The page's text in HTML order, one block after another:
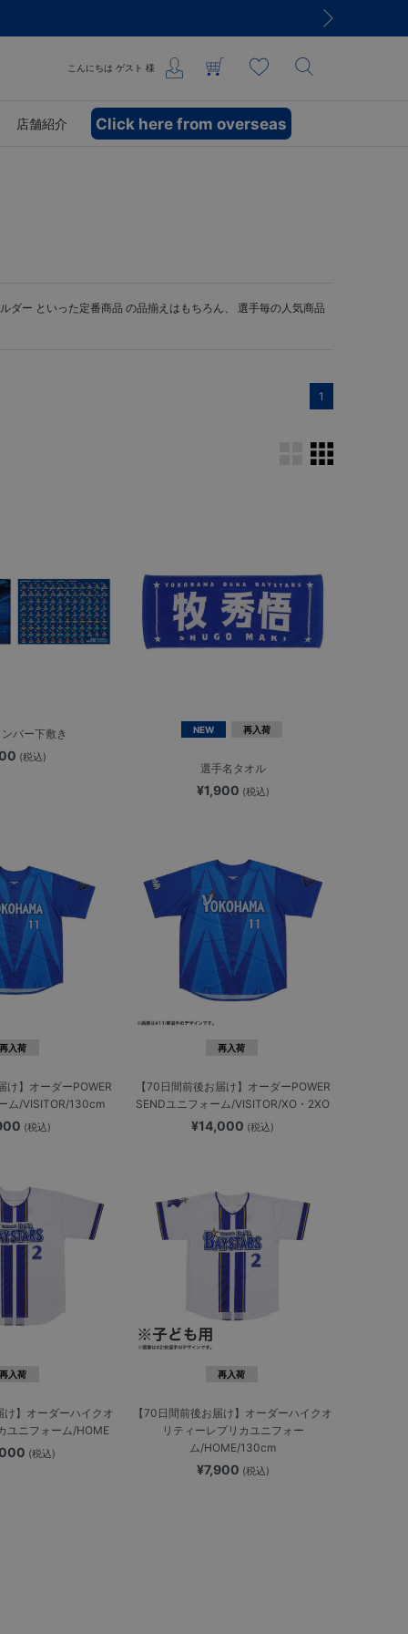
こんにちは ゲスト 様
店舗紹介 Click here from overseas
ダー といった定番商品 の品揃えはもちろん、 選手毎の人気商品
1
バー下敷き
(税込)
NEW 再入荷
選手名タオル
¥1,900 (税込)
再入荷
け】オーダーPOWER
ム/VISITOR/130cm
(税込)
再入荷
【70日間前後お届け】オーダーPOWER
SENDユニフォーム/VISITOR/XO・2XO
¥14,000 (税込)
再入荷
】オーダーハイクオ
ユニフォーム/HOME
(税込)
再入荷
【70日間前後お届け】オーダーハイクオ
リティーレプリカユニフォー
ム/HOME/130cm
¥7,900 (税込)